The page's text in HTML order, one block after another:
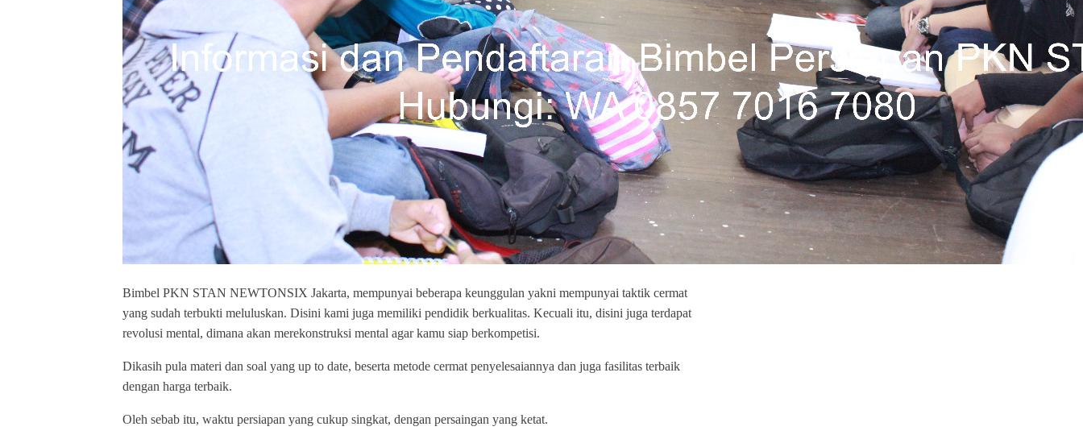
Bimbel PKN STAN NEWTONSIX Jakarta, mempunyai beberapa keunggulan yakni mempunyai taktik cermat
yang sudah terbukti meluluskan. Disini kami juga memiliki pendidik berkualitas. Kecuali itu, disini juga terdapat
revolusi mental, dimana akan merekonstruksi mental agar kamu siap berkompetisi.
Dikasih pula materi dan soal yang up to date, beserta metode cermat penyelesaiannya dan juga fasilitas terbaik
dengan harga terbaik.
Oleh sebab itu, waktu persiapan yang cukup singkat, dengan persaingan yang ketat.